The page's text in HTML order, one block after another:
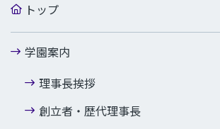
トップ
学園案内
理事長挨拶
創立者・歴代理事長